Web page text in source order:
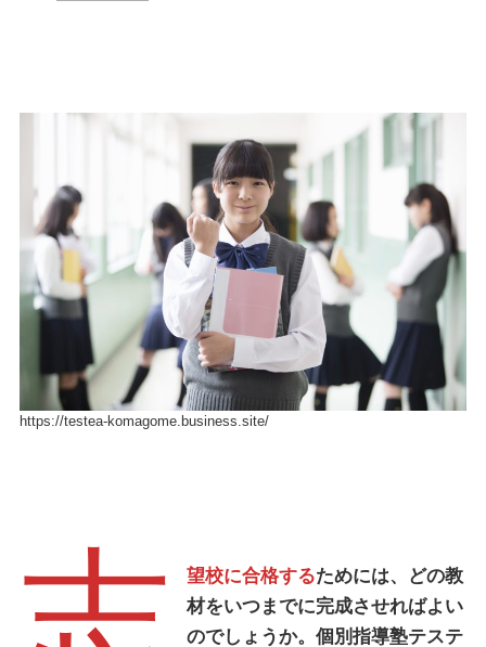
https://testea-komagome.business.site/
望校に合格するためには、どの教
材をいつまでに完成させればよい
のでしょうか。 個別指導塾テステ